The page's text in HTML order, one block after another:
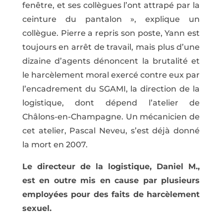
fenêtre, et ses collègues l’ont attrapé par la
ceinture du pantalon », explique un
collègue. Pierre a repris son poste, Yann est
toujours en arrêt de travail, mais plus d’une
dizaine d’agents dénoncent la brutalité et
le harcèlement moral exercé contre eux par
l’encadrement du SGAMI, la direction de la
logistique, dont dépend l’atelier de
Châlons-en-Champagne. Un mécanicien de
cet atelier, Pascal Neveu, s’est déjà donné
la mort en 2007.
Le directeur de la logistique, Daniel M.,
est en outre mis en cause par plusieurs
employées pour des faits de harcèlement
sexuel.